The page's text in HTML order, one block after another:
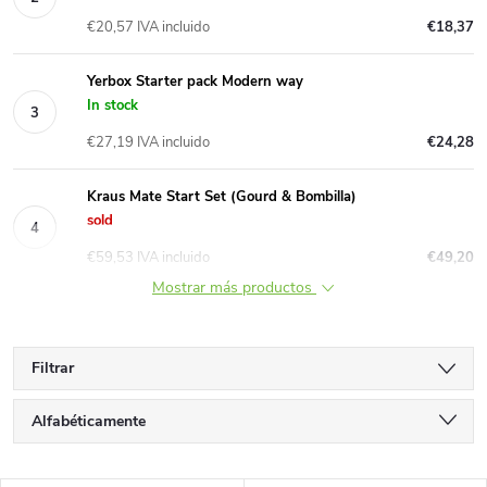
€18,37
€20,57 IVA incluido
Yerbox Starter pack Modern way
In stock
€24,28
€27,19 IVA incluido
Kraus Mate Start Set (Gourd & Bombilla)
sold
€49,20
€59,53 IVA incluido
Mostrar más productos
Filtrar
C
Alfabéticamente